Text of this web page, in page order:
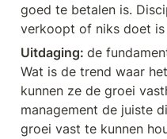
goed te betalen is.
verkoopt of niks doet is
Uitdaging: de
Wat is de trend waar
kunnen ze de groei
management de juiste
groei vast te kunnen